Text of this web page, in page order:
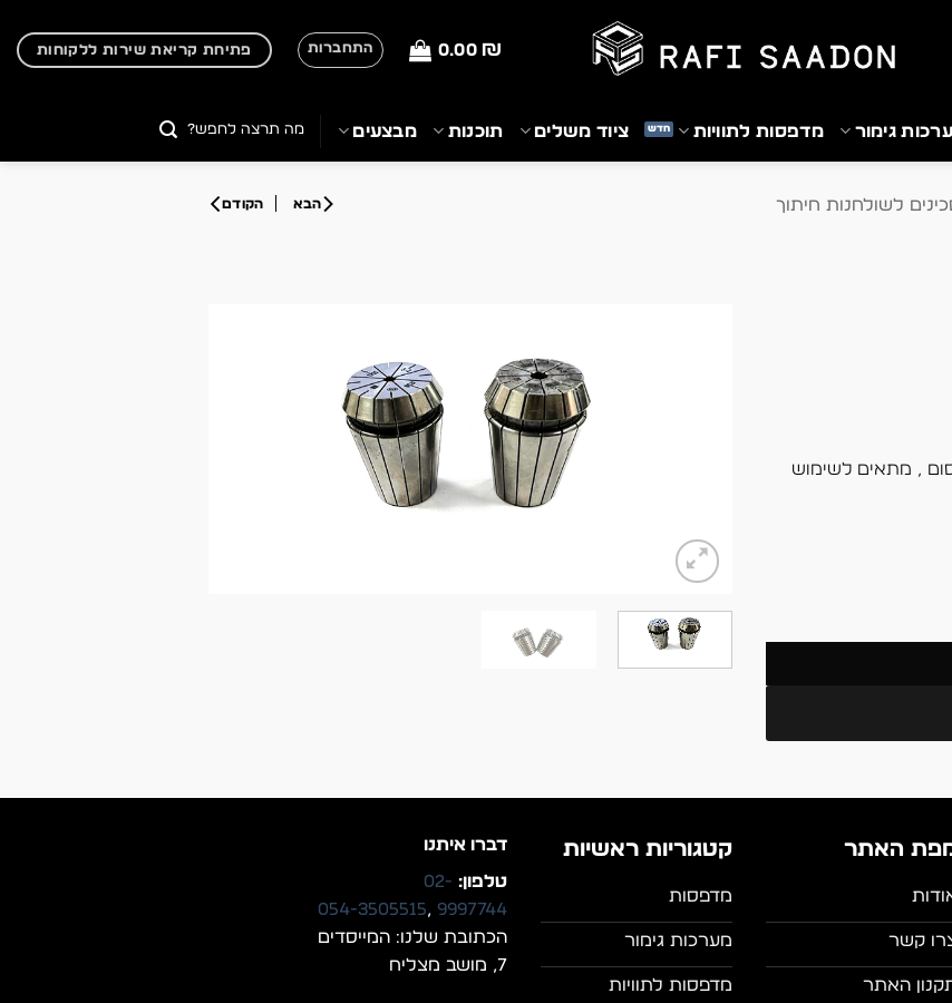
0.00 ₪ התחברות פתיחת קריאת שירות ללקוחות
גימור מדפסות לתוויות ציוד משלים תוכנות מבצעים
לשולחנות חיתוך
, מתאים לשימוש
האתר
קשר
האתר
קטגוריות ראשיות
מדפסות
מערכות גימור
מדפסות לתוויות
דברו איתנו
טלפון: 02-
9997744
,
054-3505515
הכתובת שלנו: המייסדים
7, מושב מצליח